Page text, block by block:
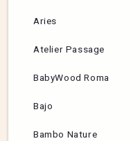
Aries
Atelier Passage
BabyWood Roma
Bajo
Bambo Nature